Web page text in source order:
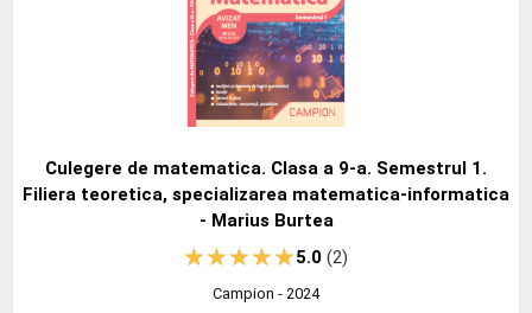
Culegere de matematica. Clasa a 9-a. Semestrul 1.
Filiera teoretica, specializarea matematica-informatica
- Marius Burtea
5.0(2)
Campion - 2024